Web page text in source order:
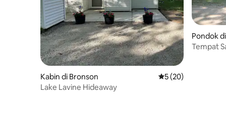
Kabin di Bronson Nilai rata-rata 5 dari
5 (20)
Lake Lavine Hideaway
Pondok
Tempat